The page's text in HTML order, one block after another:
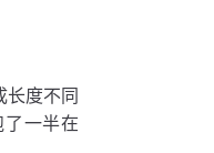
度不同
一半在